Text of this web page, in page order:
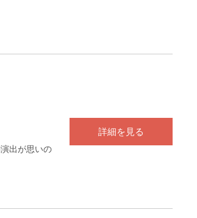
出が思いの
詳細を見る